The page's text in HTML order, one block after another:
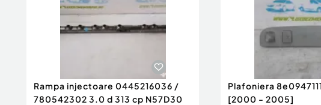
Rampa injectoare 0445216036 /
780542302 3.0 d 313 cp N57D30
Plafoniera
[2000 - 2005]